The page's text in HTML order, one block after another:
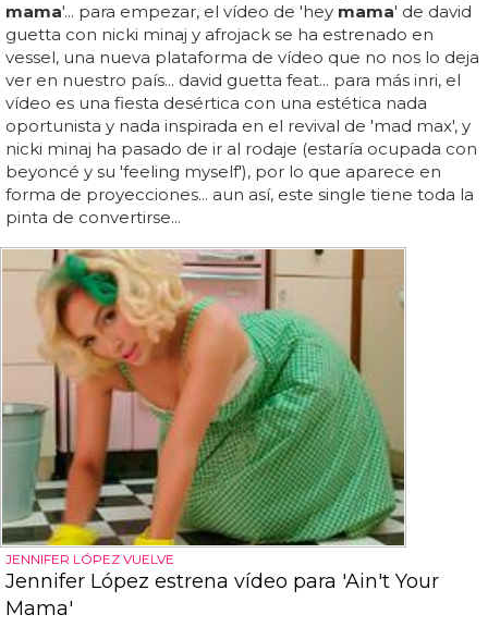
mama'... para empezar, el vídeo de 'hey mama' de david
guetta con nicki minaj y afrojack se ha estrenado en
vessel, una nueva plataforma de vídeo que no nos lo deja
ver en nuestro país... david guetta feat... para más inri, el
vídeo es una fiesta desértica con una estética nada
oportunista y nada inspirada en el revival de 'mad max', y
nicki minaj ha pasado de ir al rodaje (estaría ocupada con
beyoncé y su 'feeling myself'), por lo que aparece en
forma de proyecciones... aun así, este single tiene toda la
pinta de convertirse...
JENNIFER LÓPEZ VUELVE
Jennifer López estrena vídeo para 'Ain't Your
Mama'